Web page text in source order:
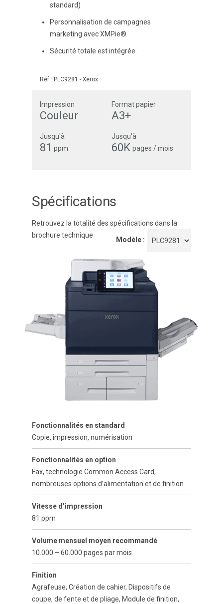
standard)
Personnalisation de campagnes
marketing avec XMPie®
Sécurité totale est intégrée.
Réf : PLC9281 - Xerox
Impression
Couleur
Format papier
A3+
Jusqu'à
81 ppm
Jusqu'à
60K pages / mois
Spécifications
Retrouvez la totalité des spécifications dans la
brochure technique
Modèle :
Fonctionnalités en standard
Copie, impression, numérisation
Fonctionnalités en option
Fax, technologie Common Access Card,
nombreuses options d’alimentation et de finition
Vitesse d’impression
81 ppm
Volume mensuel moyen recommandé
10.000 – 60.000 pages par mois
Finition
Agrafeuse, Création de cahier, Dispositifs de
coupe, de fente et de pliage, Module de finition,